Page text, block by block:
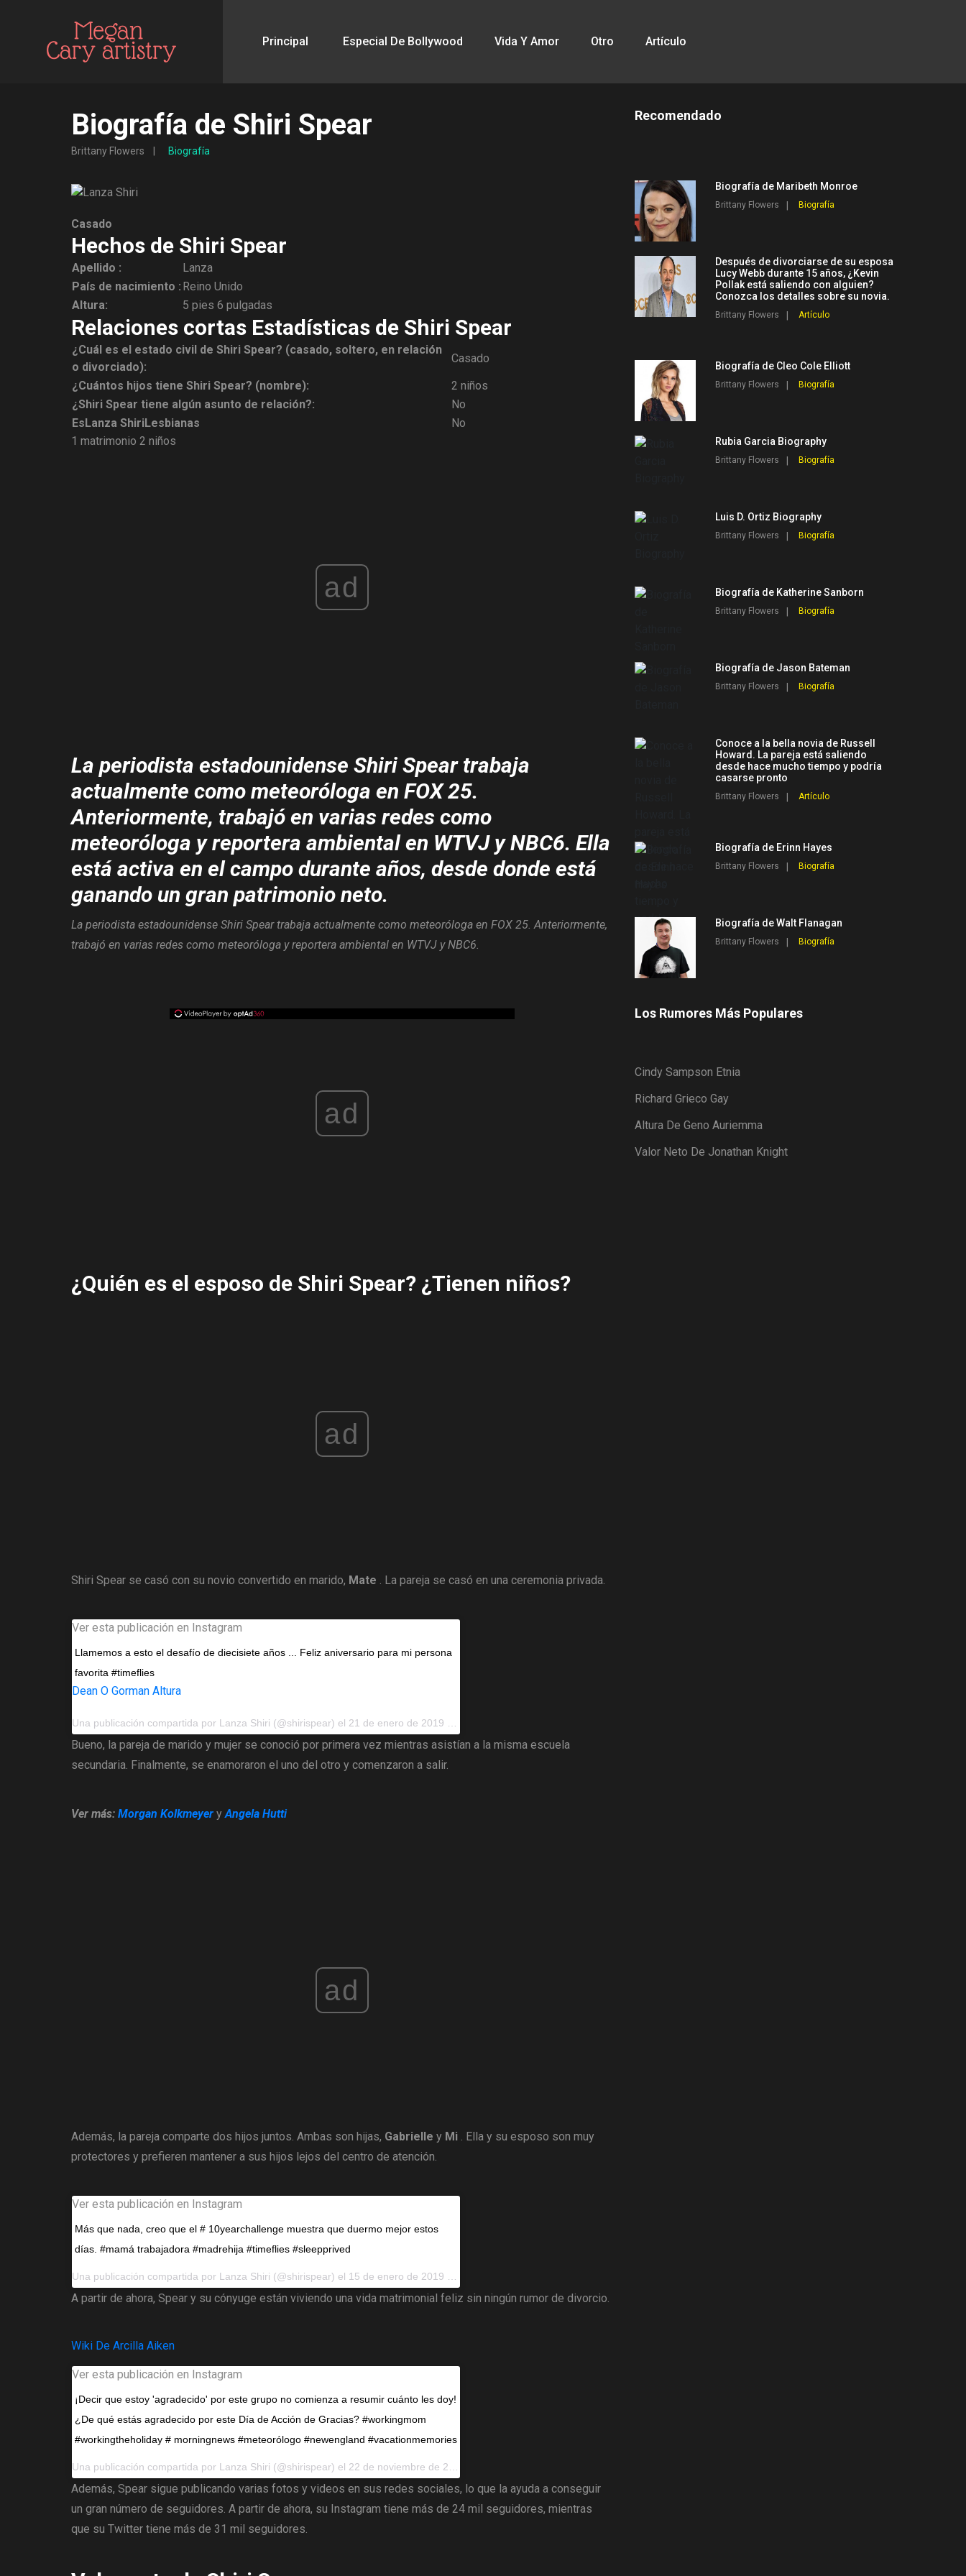
Principal Especial De Bollywood Vida Y Amor Otro Artículo
Biografía de Shiri Spear
Brittany Flowers Biografía
Casado
Hechos de Shiri Spear
Apellido :
Lanza
País de nacimiento : Reino Unido
Altura:
5 pies 6 pulgadas
Relaciones cortas Estadísticas de Shiri Spear
¿Cuál es el estado civil de Shiri Spear? (casado, soltero, en relación
o divorciado):
Casado
¿Cuántos hijos tiene Shiri Spear? (nombre):
2 niños
¿Shiri Spear tiene algún asunto de relación?:
No
EsLanza ShiriLesbianas
No
1 matrimonio 2 niños
ad
La periodista estadounidense Shiri Spear trabaja
actualmente como meteoróloga en FOX 25.
Anteriormente, trabajó en varias redes como
meteoróloga y reportera ambiental en WTVJ y NBC6. Ella
está activa en el campo durante años, desde donde está
ganando un gran patrimonio neto.
La periodista estadounidense Shiri Spear trabaja actualmente como meteoróloga en FOX 25. Anteriormente,
trabajó en varias redes como meteoróloga y reportera ambiental en WTVJ y NBC6.
ad
¿Quién es el esposo de Shiri Spear? ¿Tienen niños?
ad
Shiri Spear se casó con su novio convertido en marido, Mate . La pareja se casó en una ceremonia privada.
Ver esta publicación en Instagram
Llamemos a esto el desafío de diecisiete años ... Feliz aniversario para mi persona
favorita #timeflies
Dean O Gorman Altura
Una publicación compartida por Lanza Shiri (@shirispear) el 21 de enero de 2019 a las 4:10 a.m.PST
Bueno, la pareja de marido y mujer se conoció por primera vez mientras asistían a la misma escuela
secundaria. Finalmente, se enamoraron el uno del otro y comenzaron a salir.
Ver más: Morgan Kolkmeyer yAngela Hutti
ad
Además, la pareja comparte dos hijos juntos. Ambas son hijas, Gabrielle y Mi . Ella y su esposo son muy
protectores y prefieren mantener a sus hijos lejos del centro de atención.
Ver esta publicación en Instagram
Más que nada, creo que el # 10yearchallenge muestra que duermo mejor estos
días. #mamá trabajadora #madrehija #timeflies #sleepprived
Una publicación compartida por Lanza Shiri (@shirispear) el 15 de enero de 2019 a las 5:38 am PST
A partir de ahora, Spear y su cónyuge están viviendo una vida matrimonial feliz sin ningún rumor de divorcio.
Wiki De Arcilla Aiken
Ver esta publicación en Instagram
¡Decir que estoy 'agradecido' por este grupo no comienza a resumir cuánto les doy!
¿De qué estás agradecido por este Día de Acción de Gracias? #workingmom
#workingtheholiday # morningnews #meteorólogo #newengland #vacationmemories
Una publicación compartida por Lanza Shiri (@shirispear) el 22 de noviembre de 2018 a las 3:40 a.m.PST
Además, Spear sigue publicando varias fotos y videos en sus redes sociales, lo que la ayuda a conseguir
un gran número de seguidores. A partir de ahora, su Instagram tiene más de 24 mil seguidores, mientras
que su Twitter tiene más de 31 mil seguidores.
Recomendado
Biografía de Maribeth Monroe
Brittany Flowers Biografía
Después de divorciarse de su esposa
Lucy Webb durante 15 años, ¿Kevin
Pollak está saliendo con alguien?
Conozca los detalles sobre su novia.
Brittany Flowers Artículo
Biografía de Cleo Cole Elliott
Brittany Flowers Biografía
Rubia Garcia Biography
Brittany Flowers Biografía
Luis D. Ortiz Biography
Brittany Flowers Biografía
Biografía de Katherine Sanborn
Brittany Flowers Biografía
Biografía de Jason Bateman
Brittany Flowers Biografía
Conoce a la bella novia de Russell
Howard. La pareja está saliendo
desde hace mucho tiempo y podría
casarse pronto
Brittany Flowers Artículo
Biografía de Erinn Hayes
Brittany Flowers Biografía
Biografía de Walt Flanagan
Brittany Flowers Biografía
Los Rumores Más Populares
Cindy Sampson Etnia
Richard Grieco Gay
Altura De Geno Auriemma
Valor Neto De Jonathan Knight